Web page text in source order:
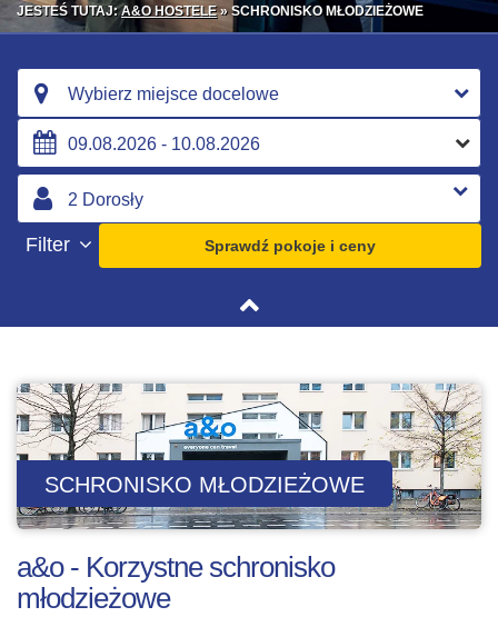
JESTEŚ TUTAJ:A&O HOSTELE» SCHRONISKO MŁODZIEŻOWE
Wybierz miejsce docelowe
Filter Sprawdź pokoje i ceny
SCHRONISKO MŁODZIEŻOWE
a&o - Korzystne schronisko
młodzieżowe